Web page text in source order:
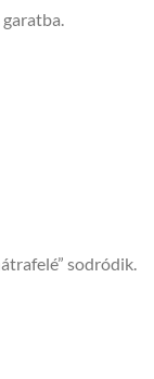
sodródik.